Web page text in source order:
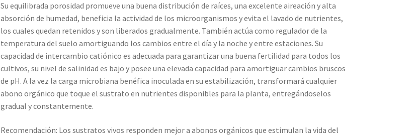
Su equilibrada porosidad promueve una buena distribución de raíces, una excelente aireación y alta
absorción de humedad, beneficia la actividad de los microorganismos y evita el lavado de nutrientes,
los cuales quedan retenidos y son liberados gradualmente. También actúa como regulador de la
temperatura del suelo amortiguando los cambios entre el día y la noche y entre estaciones. Su
capacidad de intercambio catiónico es adecuada para garantizar una buena fertilidad para todos los
cultivos, su nivel de salinidad es bajo y posee una elevada capacidad para amortiguar cambios bruscos
de pH. A la vez la carga microbiana benéfica inoculada en su estabilización, transformará cualquier
abono orgánico que toque el sustrato en nutrientes disponibles para la planta, entregándoselos
gradual y constantemente.
Recomendación: Los sustratos vivos responden mejor a abonos orgánicos que estimulan la vida del